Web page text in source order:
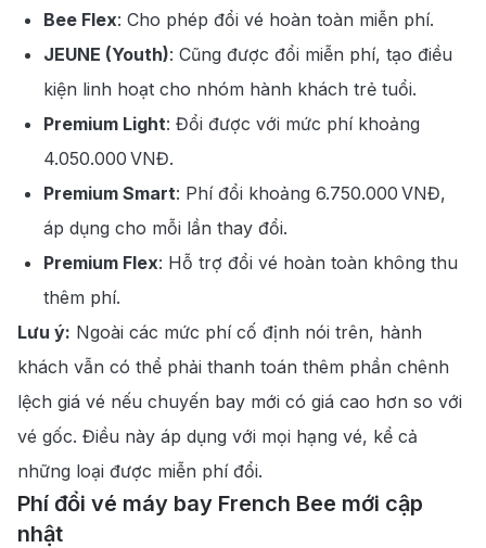
Bee Flex: Cho phép đổi vé hoàn toàn miễn phí.
JEUNE (Youth): Cũng được đổi miễn phí, tạo điều
kiện linh hoạt cho nhóm hành khách trẻ tuổi.
Premium Light: Đổi được với mức phí khoảng
4.050.000 VNĐ.
Premium Smart: Phí đổi khoảng 6.750.000 VNĐ,
áp dụng cho mỗi lần thay đổi.
Premium Flex: Hỗ trợ đổi vé hoàn toàn không thu
thêm phí.
Lưu ý: Ngoài các mức phí cố định nói trên, hành
khách vẫn có thể phải thanh toán thêm phần chênh
lệch giá vé nếu chuyến bay mới có giá cao hơn so với
vé gốc. Điều này áp dụng với mọi hạng vé, kể cả
những loại được miễn phí đổi.
Phí đổi vé máy bay French Bee mới cập
nhật